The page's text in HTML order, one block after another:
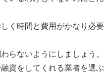
く時間と費用がかなり必要
らないようにしましょう。
資をしてくれる業者を選ぶ